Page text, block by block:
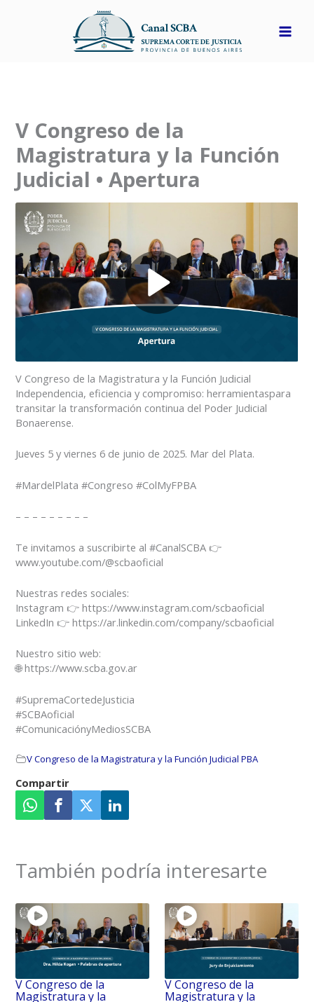
V Congreso de la
Magistratura y la Función
Judicial • Apertura
V Congreso de la Magistratura y la Función Judicial
Independencia, eficiencia y compromiso: herramientaspara
transitar la transformación continua del Poder Judicial
Bonaerense.
Jueves 5 y viernes 6 de junio de 2025. Mar del Plata.
#MardelPlata #Congreso #ColMyFPBA
– – – – – – – – –
Te invitamos a suscribirte al #CanalSCBA 👉
www.youtube.com/@scbaoficial
Nuestras redes sociales:
Instagram 👉 https://www.instagram.com/scbaoficial
LinkedIn 👉 https://ar.linkedin.com/company/scbaoficial
Nuestro sitio web:
🌐 https://www.scba.gov.ar
#SupremaCortedeJusticia
#SCBAoficial
#ComunicaciónyMediosSCBA
V Congreso de la Magistratura y la Función Judicial PBA
V Congreso de la
Magistratura y la
V Congreso de la
Magistratura y la